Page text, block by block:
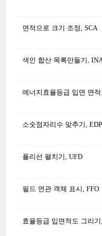
면적으로 크기 조정, SCA
색인 합산 목록만들기,
에너지효율등급 입면 면
소숫점자리수 맞추기, EDP
폴리선 펼치기, UFD
필드 연관 객체 표시, FFO
효율등급 입면적도 그리기